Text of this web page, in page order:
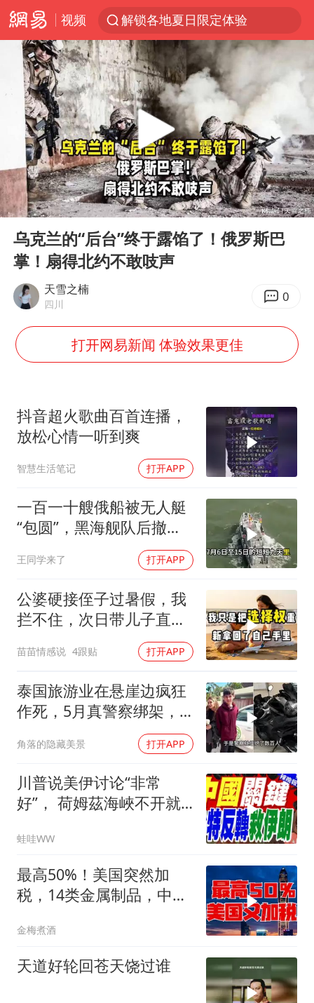
视频
解锁各地夏日限定体验
白海豚将正面袭击贯穿浙江
视频丨中国东方电气集团原党组副书记、董事宋致远被查
黄金创今年来最大单周涨幅
四川宜宾市珙县发生3.4级地震
女子网购名牌包发现是自己丢的那只
香港宏福苑火灾或由烟头引起
浙江台州《告全体市民书》
女主硬加吻戏短剧已下架
郑丽文：台湾从来没有“独立”过
媒体：“内容由AI生成”不是免责盾牌
上海轮渡全线停航
制冰厂工人旺季能月入一万三
人民的健康、体质、幸福一脉相承
Play
00:00 08:20
乌克兰的“后台”终于露馅了！俄罗斯巴
掌！扇得北约不敢吱声
天雪之楠
四川 0
打开网易新闻 体验效果更佳
抖音超火歌曲百首连播，
放松心情一听到爽
智慧生活笔记 打开APP
一百一十艘俄船被无人艇
“包圆”，黑海舰队后撤数
百里，制海权彻底易手
王同学来了 打开APP
公婆硬接侄子过暑假，我
拦不住，次日带儿子直飞
苗苗情感说 4跟贴 打开APP
泰国旅游业在悬崖边疯狂
作死，5月真警察绑架，7
角落的隐藏美景 打开APP
川普说美伊讨论“非常
好”， 荷姆茲海峽不开就
谢寒冰｜辣晚报20260805
蛙哇WW
最高50%！美国突然加
税，14类金属制品，中国
金梅煮酒
天道好轮回苍天饶过谁